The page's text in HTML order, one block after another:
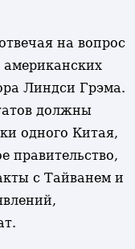
на вопрос
американских
Линдси Грэма.
должны
одного Китая,
правительство,
с Тайванем и